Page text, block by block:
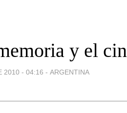
y el
2010 - 04:16 - ARGENTINA